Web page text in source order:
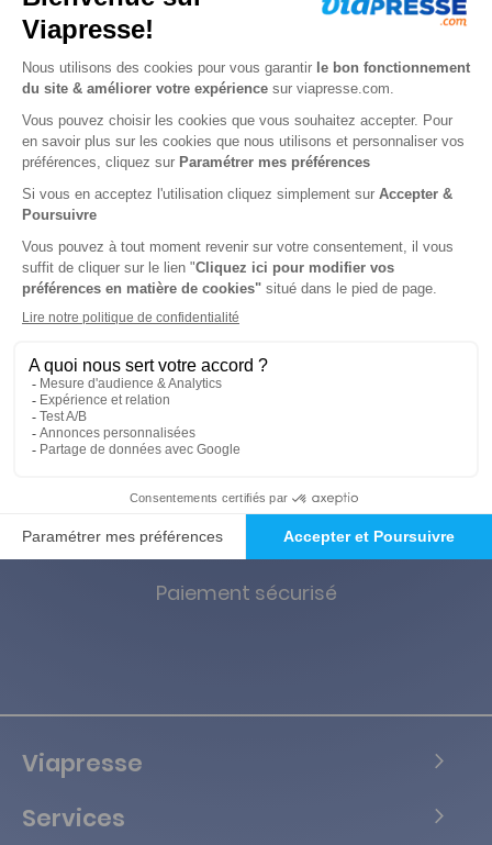
1 an
19,80 €
14,88 € -25%
Ajouter au panier
80,94 €
34,00 € -58%
Ajouter au panier
magazines
Garanties des prix les +
Satisfait ou remboursé
Paiement sécurisé
Viapresse
Services